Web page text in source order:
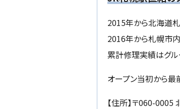
2015年から北海道
2016年から札幌市
累計修理実績はグ
オープン当初から最
【住所】〒060-